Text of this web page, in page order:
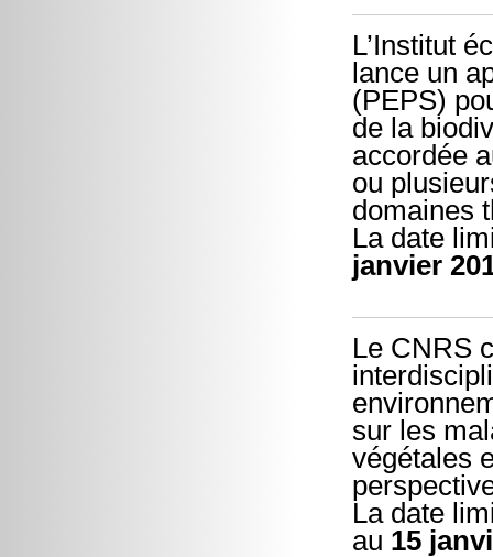
L’Institut
lance un
(PEPS)
de la
accordée
ou
domaines
La date
janvier
Le CNRS
sur les
végétales
La date
au 15